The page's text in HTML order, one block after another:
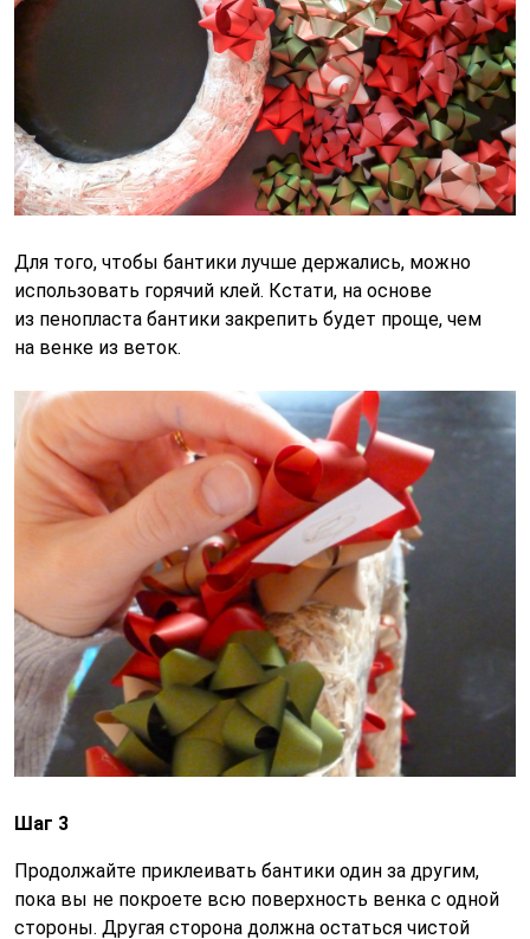
Для того, чтобы бантики лучше держались, можно
использовать горячий клей. Кстати, на основе
из пенопласта бантики закрепить будет проще, чем
на венке из веток.
Шаг 3
Продолжайте приклеивать бантики один за другим,
пока вы не покроете всю поверхность венка с одной
стороны. Другая сторона должна остаться чистой